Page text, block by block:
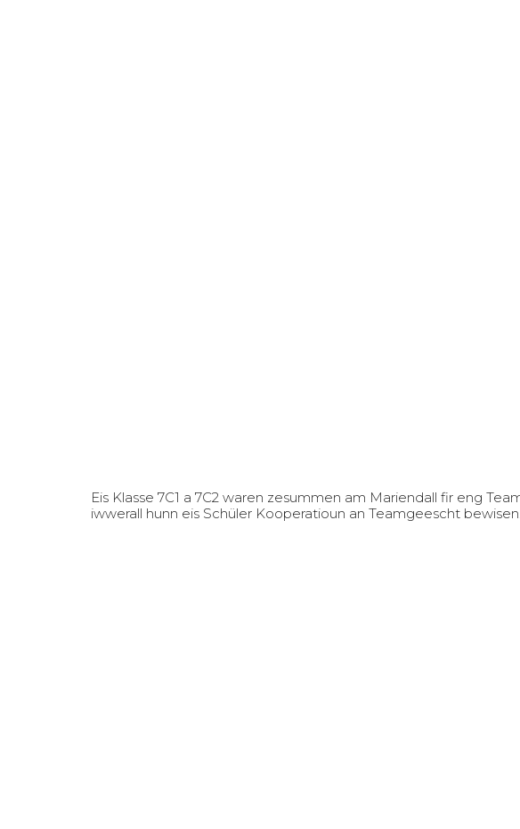
Eis Klasse 7C1 a 7C2 waren zesummen am Mariendall fir eng
iwwerall hunn eis Schüler Kooperatioun an Teamgeescht bewisen.